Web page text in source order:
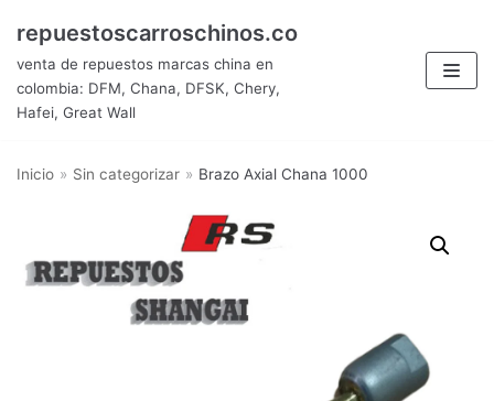
Saltar
contenido
repuestoscarroschinos.co
venta de repuestos marcas china en
colombia: DFM, Chana, DFSK, Chery,
Hafei, Great Wall
Inicio » Sin categorizar » Brazo Axial Chana 1000